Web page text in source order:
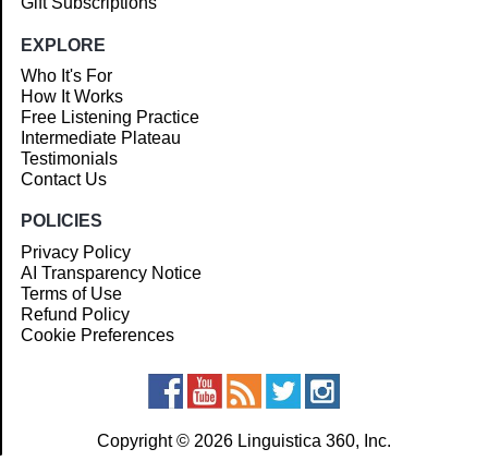
EXPLORE
Who It's For
How It Works
Free Listening Practice
Intermediate Plateau
Testimonials
Contact Us
POLICIES
Privacy Policy
AI Transparency Notice
Terms of Use
Refund Policy
Cookie Preferences
Copyright © 2026 Linguistica 360, Inc.